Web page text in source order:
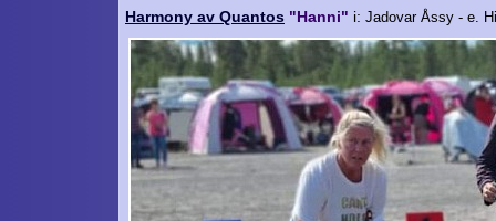
Harmony av Quantos "Hanni" i: Jadovar Åssy - e.